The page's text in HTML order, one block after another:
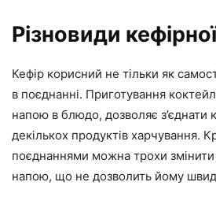
Різновиди
Кефір корисний не тільки як
в поєднанні. Приготування
напою в блюдо, дозволяє з’єднати
декількох продуктів харчування.
поєднаннями можна трохи
напою, що не дозволить йому